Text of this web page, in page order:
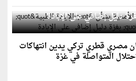
الأممية بشأن "الإبادة الطبية"
دليل إضافي على الإبادة
مصري قطري تركي يدين انتهاكات
المتواصلة في غزة